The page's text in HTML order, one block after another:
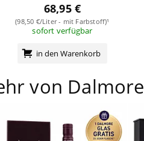
68,95 €
(98,50 €/Liter - mit Farbstoff)¹
sofort verfügbar
in den Warenkorb
von Dalmore